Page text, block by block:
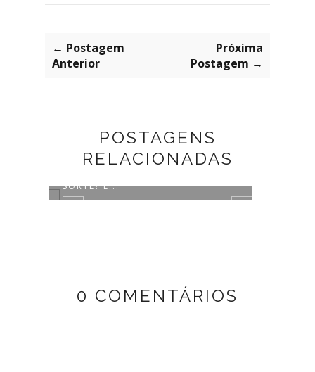
← Postagem
Anterior
Próxima
Postagem →
POSTAGENS
RELACIONADAS
SORTE? E...
0 COMENTÁRIOS